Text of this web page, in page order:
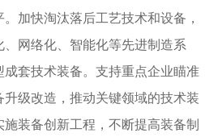
快淘汰落后工艺技术和设备，
网络化、智能化等先进制造系
套技术装备。支持重点企业瞄准
级改造，推动关键领域的技术装
装备创新工程，不断提高装备制